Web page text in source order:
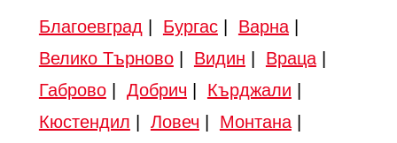
Благоевград Бургас| Варна|
Велико Търново| Видин Враца|
Габрово| Добрич Кърджали
Кюстендил
Ловеч Монтана|